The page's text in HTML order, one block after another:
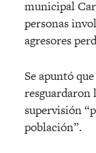
municipal
personas
agresores
Se apuntó
resguardaron
supervisión
población”.